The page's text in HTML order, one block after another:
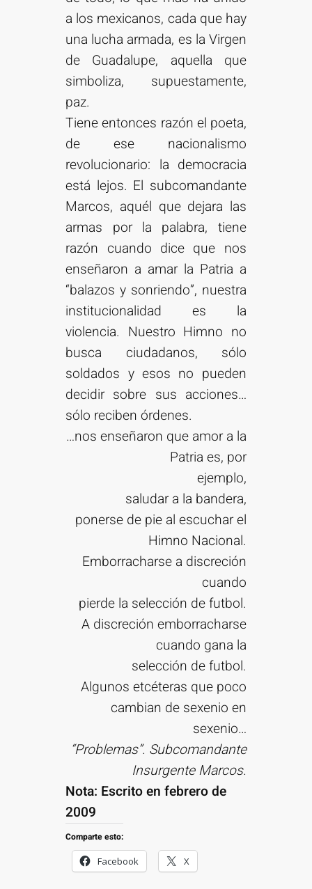
a los mexicanos, cada que hay
una lucha armada, es la Virgen
de Guadalupe, aquella que
simboliza, supuestamente,
paz.
Tiene entonces razón el poeta,
de ese nacionalismo
revolucionario: la democracia
está lejos. El subcomandante
Marcos, aquél que dejara las
armas por la palabra, tiene
razón cuando dice que nos
enseñaron a amar la Patria a
“balazos y sonriendo”, nuestra
institucionalidad es la
violencia. Nuestro Himno no
busca ciudadanos, sólo
soldados y esos no pueden
decidir sobre sus acciones…
sólo reciben órdenes.
…nos enseñaron que amor a la
Patria es, por
ejemplo,
saludar a la bandera,
ponerse de pie al escuchar el
Himno Nacional.
Emborracharse a discreción
cuando
pierde la selección de futbol.
A discreción emborracharse
cuando gana la
selección de futbol.
Algunos etcéteras que poco
cambian de sexenio en
sexenio…
“Problemas”. Subcomandante
Insurgente Marcos.
Nota: Escrito en febrero de
2009
Comparte esto:
Facebook
X